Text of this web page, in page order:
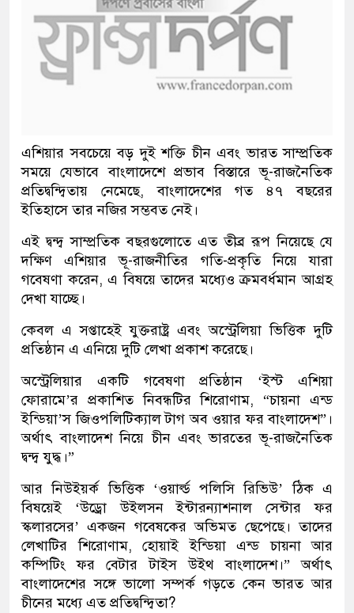
এশিয়ার সবচেয়ে বড় দুই শক্তি চীন এবং ভারত সাম্প্রতিক
সময়ে যেভাবে বাংলাদেশে প্রভাব বিস্তারে ভূ-রাজনৈতিক
প্রতিদ্বন্দ্বিতায় নেমেছে, বাংলাদেশের গত ৪৭ বছরের
ইতিহাসে তার নজির সম্ভবত নেই।
এই দ্বন্দ্ব সাম্প্রতিক বছরগুলোতে এত তীব্র রূপ নিয়েছে যে
দক্ষিণ এশিয়ার ভূ-রাজনীতির গতি-প্রকৃতি নিয়ে যারা
গবেষণা করেন, এ বিষয়ে তাদের মধ্যেও ক্রমবর্ধমান আগ্রহ
দেখা যাচ্ছে।
কেবল এ সপ্তাহেই যুক্তরাষ্ট্র এবং অস্ট্রেলিয়া ভিত্তিক দুটি
প্রতিষ্ঠান এ এনিয়ে দুটি লেখা প্রকাশ করেছে।
অস্ট্রেলিয়ার একটি গবেষণা প্রতিষ্ঠান ‘ইস্ট এশিয়া
ফোরামে’র প্রকাশিত নিবন্ধটির শিরোণাম, “চায়না এন্ড
ইন্ডিয়া’স জিওপলিটিক্যাল টাগ অব ওয়ার ফর বাংলাদেশ”।
অর্থাৎ বাংলাদেশ নিয়ে চীন এবং ভারতের ভূ-রাজনৈতিক
দ্বন্দ্ব যুদ্ধ।”
আর নিউইয়র্ক ভিত্তিক ‘ওয়ার্ল্ড পলিসি রিভিউ’ ঠিক এ
বিষয়েই ‘উড্রো উইলসন ইন্টারন্যাশনাল সেন্টার ফর
স্কলারসের’ একজন গবেষকের অভিমত ছেপেছে। তাদের
লেখাটির শিরোণাম, হোয়াই ইন্ডিয়া এন্ড চায়না আর
কম্পিটিং ফর বেটার টাইস উইথ বাংলাদেশ।” অর্থাৎ
বাংলাদেশের সঙ্গে ভালো সম্পর্ক গড়তে কেন ভারত আর
চীনের মধ্যে এত প্রতিদ্বন্দ্বিতা?